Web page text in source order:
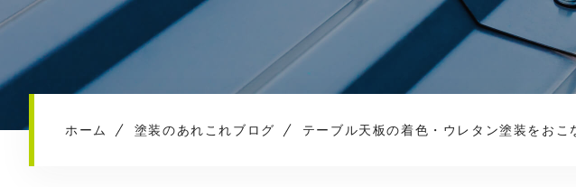
ホーム 塗装のあれこれブログ テーブル天板の着色・ウレタン塗装をお